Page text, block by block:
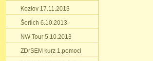
Kozlov 17.11.2013
Šerlich 6.10.2013
NW Tour 5.10.2013
ZDrSEM kurz 1.pomoci